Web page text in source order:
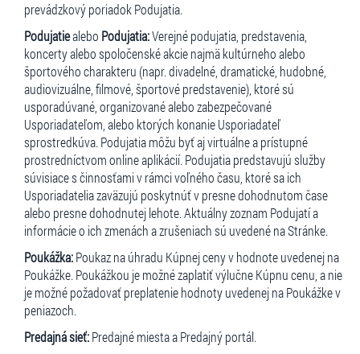
prevádzkový poriadok Podujatia.
Podujatiealebo Podujatia:Verejné podujatia, predstavenia,
koncerty alebo spoločenské akcie najmä kultúrneho alebo
športového charakteru (napr. divadelné, dramatické, hudobné,
audiovizuálne, filmové, športové predstavenie), ktoré sú
usporadúvané, organizované alebo zabezpečované
Usporiadateľom, alebo ktorých konanie Usporiadateľ
sprostredkúva. Podujatia môžu byť aj virtuálne a prístupné
prostredníctvom online aplikácií. Podujatia predstavujú služby
súvisiace s činnosťami v rámci voľného času, ktoré sa ich
Usporiadatelia zaväzujú poskytnúť v presne dohodnutom čase
alebo presne dohodnutej lehote. Aktuálny zoznam Podujatí a
informácie o ich zmenách a zrušeniach sú uvedené na Stránke.
Poukážka:Poukaz na úhradu Kúpnej ceny v hodnote uvedenej na
Poukážke. Poukážkou je možné zaplatiť výlučne Kúpnu cenu, a nie
je možné požadovať preplatenie hodnoty uvedenej na Poukážke v
peniazoch.
Predajná sieť:Predajné miesta a Predajný portál.